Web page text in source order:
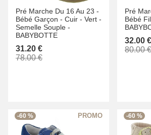
Pré Marche Du 16 Au 23 -
Bébé Garçon - Cuir - Vert -
Semelle Souple -
BABYBOTTE
31.20 €
78.00 €
Pré
Bébé
32.00 €
80.00 €
-60 % -60 %